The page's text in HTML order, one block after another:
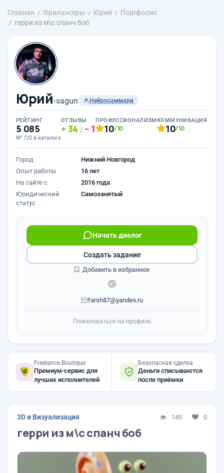
Главная Фрилансеры Юрий
Портфолио
герри из м\с спанч боб
Юрий›sagun Нейросаммари
РЕЙТИНГ
5 085
№ 720 в каталоге
ОТЗЫВЫ
34 / 1
ПРОФЕССИОНАЛИЗМ
10/10
КОММУНИКАЦИЯ
10/10
Город
Нижний Новгород
Опыт работы
16 лет
На сайте с
2016 года
Юридический
статус
Самозанятый
Начать диалог
farsh87@yandex.ru
Создать задание
Добавить в избранное
Пожаловаться на профиль
Freelance.Boutique
Премиум-сервис для
лучших исполнителей
Безопасная сделка
Деньги списываются
после приёмки
3D и Визуализация 145 0
герри из м\с спанч боб